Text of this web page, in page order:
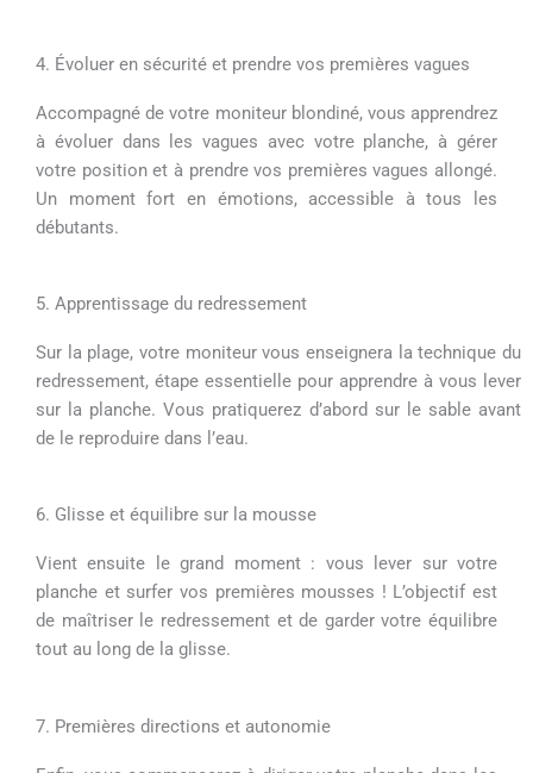
4. Évoluer en sécurité et prendre vos premières vagues
Accompagné de votre moniteur blondiné, vous apprendrez
à évoluer dans les vagues avec votre planche, à gérer
votre position et à prendre vos premières vagues allongé.
Un moment fort en émotions, accessible à tous les
débutants.
5. Apprentissage du redressement
Sur la plage, votre moniteur vous enseignera la technique du
redressement, étape essentielle pour apprendre à vous lever
sur la planche. Vous pratiquerez d’abord sur le sable avant
de le reproduire dans l’eau.
6. Glisse et équilibre sur la mousse
Vient ensuite le grand moment : vous lever sur votre
planche et surfer vos premières mousses ! L’objectif est
de maîtriser le redressement et de garder votre équilibre
tout au long de la glisse.
7. Premières directions et autonomie